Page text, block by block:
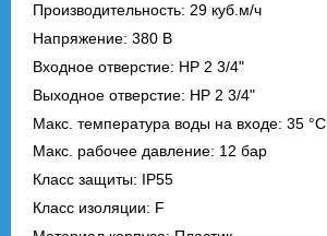
Производительность: 29 куб.м/ч
Напряжение: 380 В
Входное отверстие: НР 2 3/4"
Выходное отверстие: НР 2 3/4"
Макс. температура воды на входе: 35 °C
Макс. рабочее давление: 12 бар
Класс защиты: IP55
Класс изоляции: F